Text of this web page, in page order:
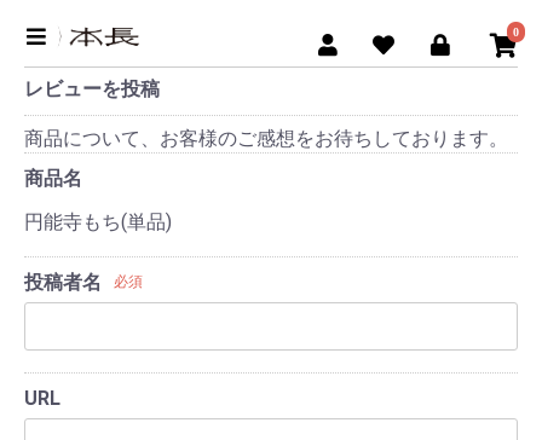
0
レビューを投稿
商品について、お客様のご感想をお待ちしております。
商品名
円能寺もち(単品)
投稿者名 必須
URL